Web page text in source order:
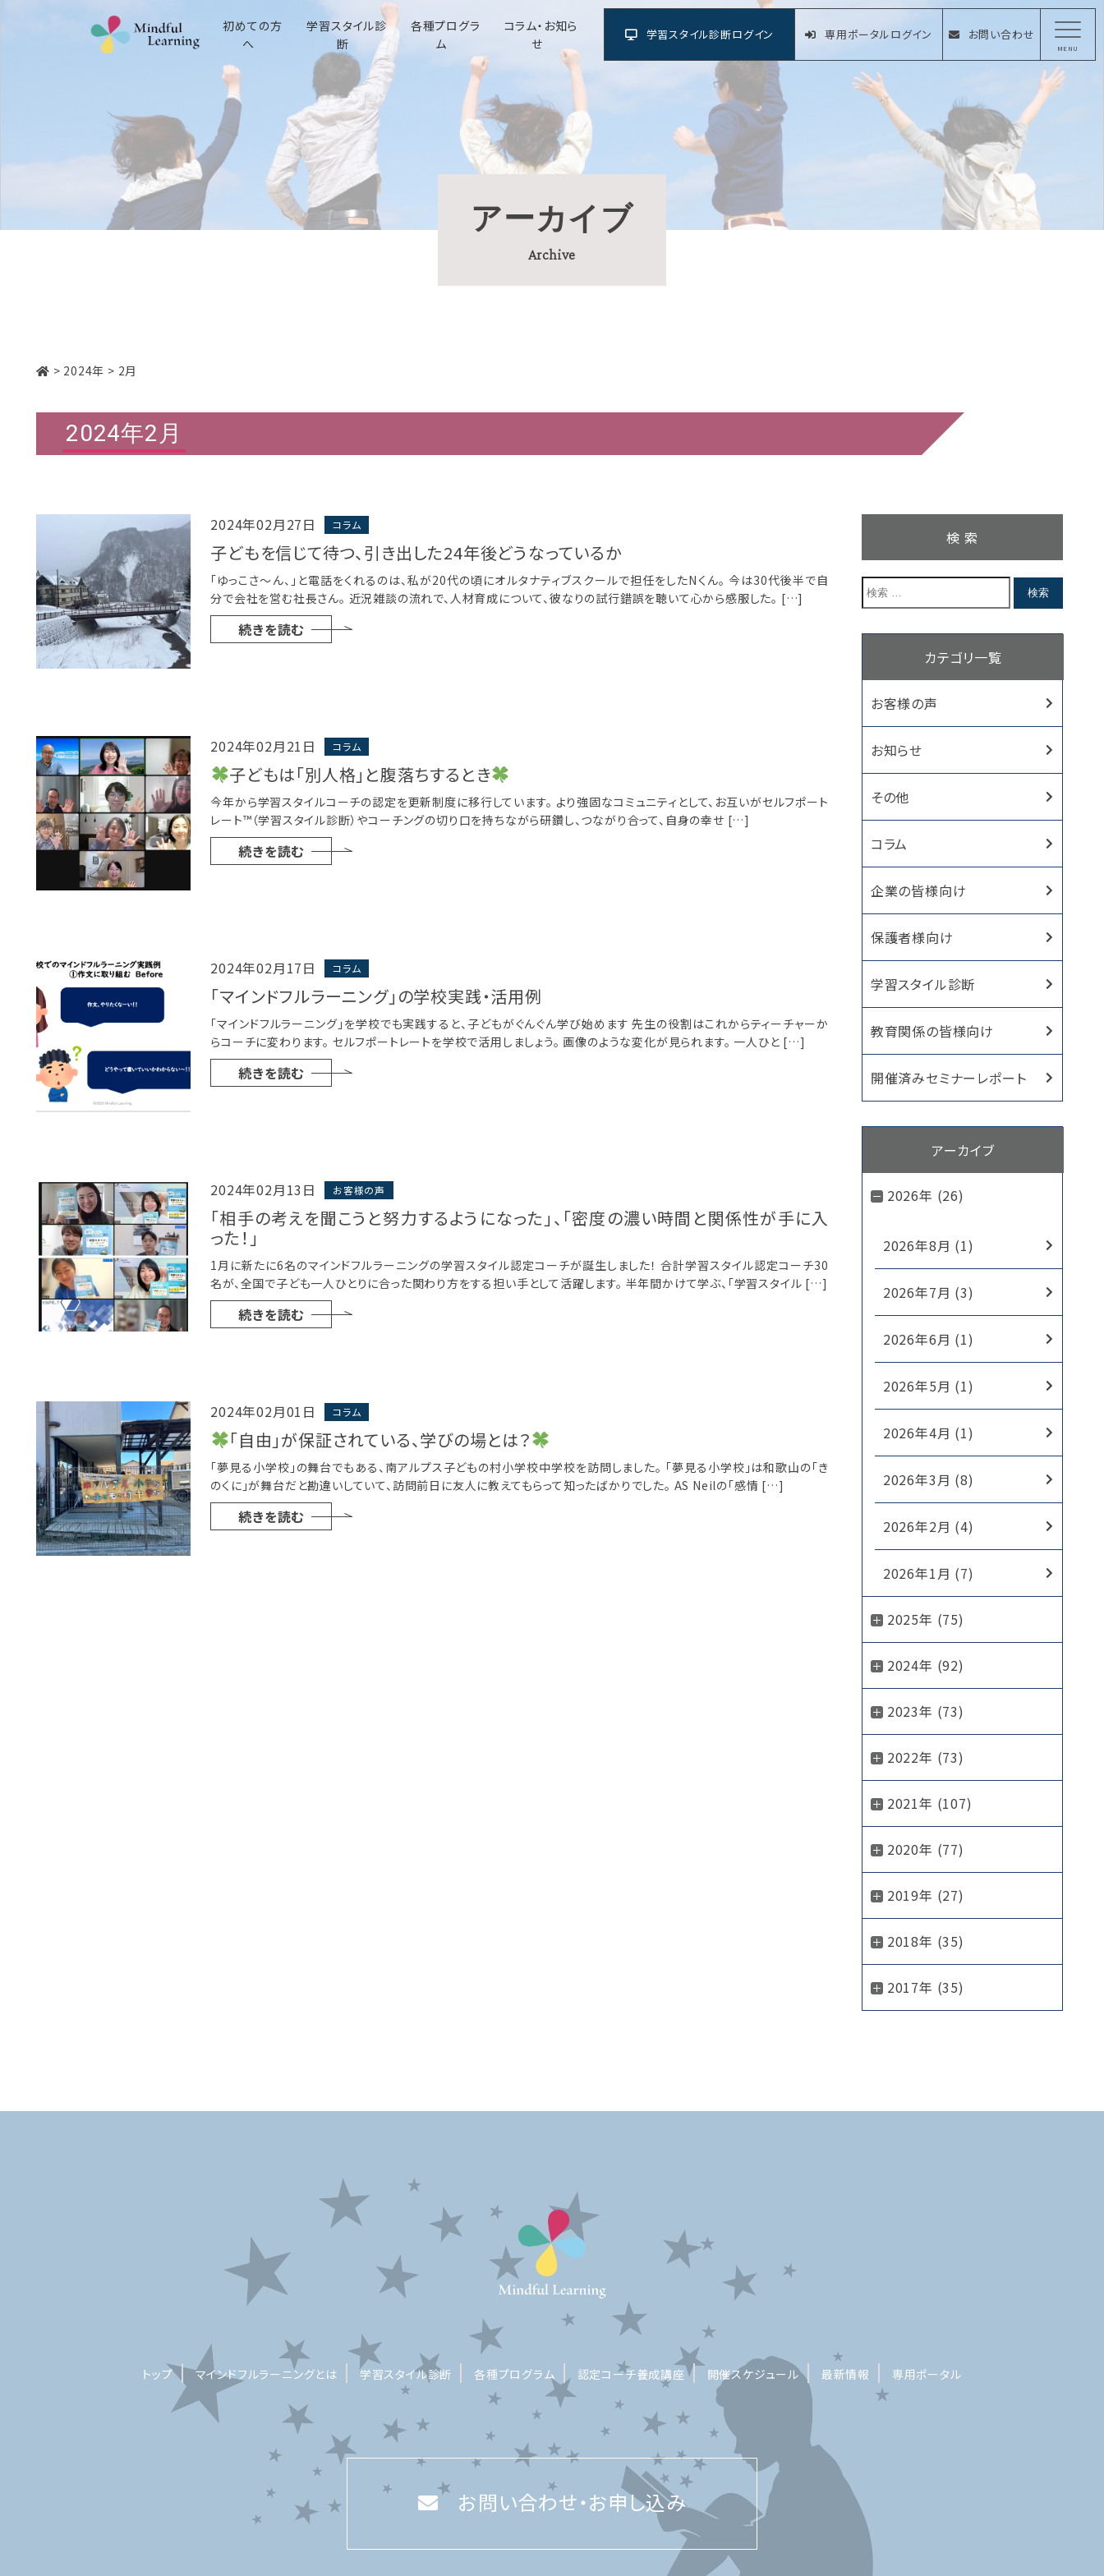
初めての方
へ
学習スタイル診
断
各種プログラ
ム
コラム・お知ら
せ
学習スタイル診断ログイン 専用ポータルログイン お問い合わせ
MENU
アーカイブ
Archive
> 2024年 > 2月
2024年2月
2024年02月27日 コラム
子どもを信じて待つ、引き出した24年後どうなっているか
「ゆっこさ～ん、」と電話をくれるのは、私が20代の頃にオルタナティブスクールで担任をしたNくん。 今は30代後半で自
分で会社を営む社長さん。 近況雑談の流れで、人材育成について、彼なりの試行錯誤を聴いて心から感服した。 […]
続きを読む
2024年02月21日 コラム
子どもは「別人格」と腹落ちするとき
今年から学習スタイルコーチの認定を更新制度に移行しています。 より強固なコミュニティとして、お互いがセルフポート
レート™（学習スタイル診断）やコーチングの切り口を持ちながら研鑽し、つながり合って、自身の幸せ […]
続きを読む
2024年02月17日 コラム
「マインドフルラーニング」の学校実践・活用例
「マインドフルラーニング」を学校でも実践すると、子どもがぐんぐん学び始めます 先生の役割はこれからティーチャーか
らコーチに変わります。 セルフポートレートを学校で活用しましょう。 画像のような変化が見られます。 一人ひと […]
続きを読む
2024年02月13日 お客様の声
「相手の考えを聞こうと努力するようになった」、「密度の濃い時間と関係性が手に入
った！」
1月に新たに6名のマインドフルラーニングの学習スタイル認定コーチが誕生しました！ 合計学習スタイル認定コーチ30
名が、全国で子ども一人ひとりに合った関わり方をする担い手として活躍します。 半年間かけて学ぶ、「学習スタイル […]
続きを読む
2024年02月01日 コラム
「自由」が保証されている、学びの場とは？
「夢見る小学校」の舞台でもある、南アルプス子どもの村小学校中学校を訪問しました。 「夢見る小学校」は和歌山の「き
のくに」が舞台だと勘違いしていて、訪問前日に友人に教えてもらって知ったばかりでした。 AS Neilの「感情 […]
続きを読む
検 索
カテゴリ一覧
お客様の声
お知らせ
その他
コラム
企業の皆様向け
保護者様向け
学習スタイル診断
教育関係の皆様向け
開催済みセミナーレポート
アーカイブ
2026年 (26)
2026年8月 (1)
2026年7月 (3)
2026年6月 (1)
2026年5月 (1)
2026年4月 (1)
2026年3月 (8)
2026年2月 (4)
2026年1月 (7)
2025年 (75)
2024年 (92)
2023年 (73)
2022年 (73)
2021年 (107)
2020年 (77)
2019年 (27)
2018年 (35)
2017年 (35)
トップ マインドフルラーニングとは 学習スタイル診断 各種プログラム 認定コーチ養成講座 開催スケジュール 最新情報 専用ポータル
お問い合わせ・お申し込み